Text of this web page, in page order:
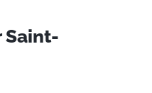
Saint-